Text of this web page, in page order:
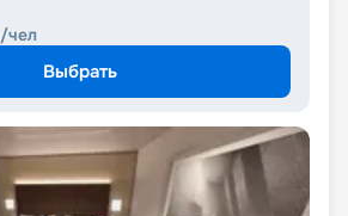
/чел
Выбрать